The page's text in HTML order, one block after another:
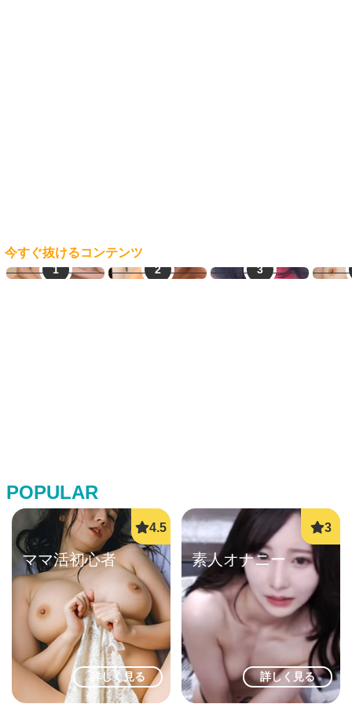
今すぐ抜けるコンテンツ
LINEセフレ 即ヤリ女一覧 即会い即ハメ マ
POPULAR
詳しく見る
ママ活初心者
詳しく見る
素人オナニー